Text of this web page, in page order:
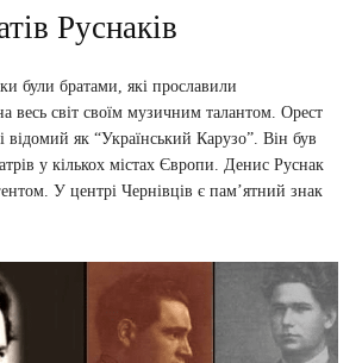
Руснаків
були братами, які прославили
весь світ своїм музичним талантом. Орест
відомий як “Український Карузо”. Він був
у кількох містах Європи. Денис Руснак
У центрі Чернівців є пам’ятний знак